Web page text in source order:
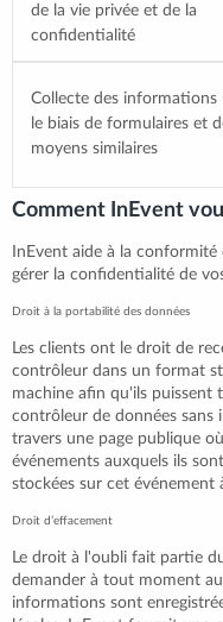
de la vie privée et de la
confidentialité
Collecte des informations
le biais de formulaires et
moyens similaires
Comment InEvent
InEvent aide à la
gérer la confidentialité de
Droit à la portabilité des données
Les clients ont le droit de
contrôleur dans un format
machine afin qu'ils puissent
contrôleur de données sans
travers une page publique
événements auxquels ils
stockées sur cet
Droit d’effacement
Le droit à l'oubli fait partie
demander à tout moment
informations sont